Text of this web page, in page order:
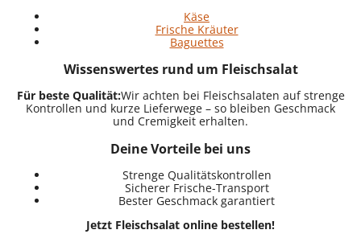
Käse
Frische Kräuter
Baguettes
Wissenswertes rund um Fleischsalat
Für beste Qualität:Wir achten bei Fleischsalaten auf strenge
Kontrollen und kurze Lieferwege – so bleiben Geschmack
und Cremigkeit erhalten.
Deine Vorteile bei uns
Strenge Qualitätskontrollen
Sicherer Frische-Transport
Bester Geschmack garantiert
Jetzt Fleischsalat online bestellen!